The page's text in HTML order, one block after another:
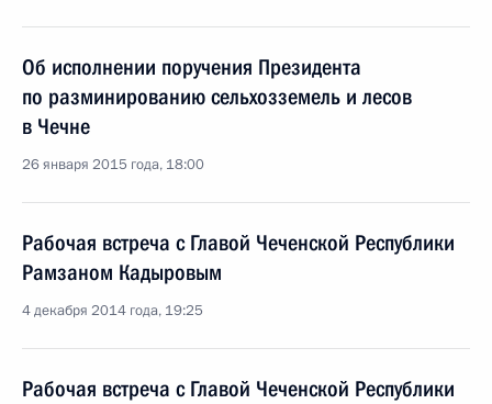
Об исполнении поручения Президента
по разминированию сельхозземель и лесов
в Чечне
26 января 2015 года, 18:00
Рабочая встреча с Главой Чеченской Республики
Рамзаном Кадыровым
4 декабря 2014 года, 19:25
Рабочая встреча с Главой Чеченской Республики